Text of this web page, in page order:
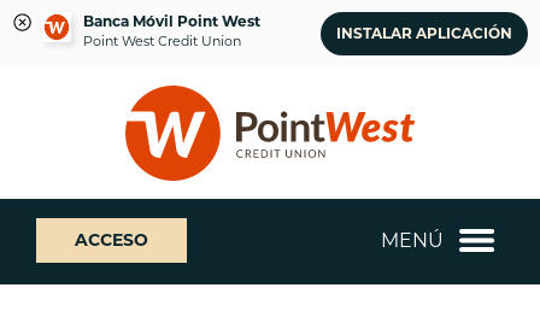
Banca Móvil Point West
Point West Credit Union INSTALAR APLICACIÓN
sesión
banca
web
¿Qué
podemos
ayudarte
a
ACCESO MENÚ